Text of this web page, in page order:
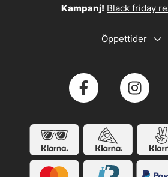
Kampanj! Black friday
Öppettider